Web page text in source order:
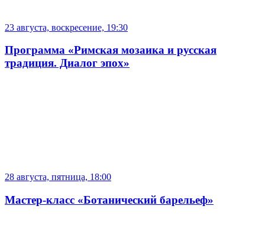
23 августа, воскресение, 19:30
Программа «Римская мозаика и русская
традиция. Диалог эпох»
28 августа, пятница, 18:00
Мастер-класс «Ботанический барельеф»